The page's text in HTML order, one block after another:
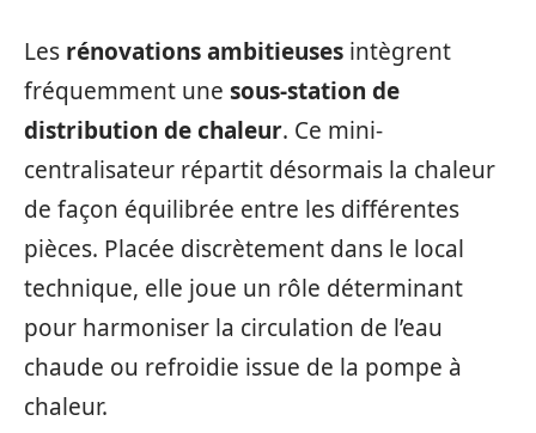
Les rénovations ambitieuses intègrent
fréquemment une sous-station de
distribution de chaleur. Ce mini-
centralisateur répartit désormais la chaleur
de façon équilibrée entre les différentes
pièces. Placée discrètement dans le local
technique, elle joue un rôle déterminant
pour harmoniser la circulation de l’eau
chaude ou refroidie issue de la pompe à
chaleur.